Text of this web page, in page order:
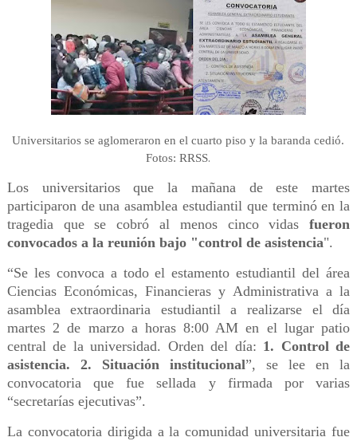
Universitarios se aglomeraron en el cuarto piso y la baranda cedió.
Fotos: RRSS.
Los universitarios que la mañana de este martes
participaron de una asamblea estudiantil que terminó en la
tragedia que se cobró al menos cinco vidasfueron
convocados a la reunión bajo "control de asistencia".
“Se les convoca a todo el estamento estudiantil del área
Ciencias Económicas, Financieras y Administrativa a la
asamblea extraordinaria estudiantil a realizarse el día
martes 2 de marzo a horas 8:00 AM en el lugar patio
central de la universidad. Orden del día: 1. Control de
asistencia. 2. Situación institucional”, se lee en la
convocatoria que fue sellada y firmada por varias
“secretarías ejecutivas”.
La convocatoria dirigida a la comunidad universitaria fue